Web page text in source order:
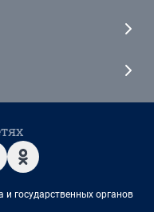
государственных органов